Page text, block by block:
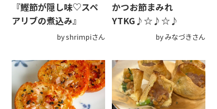
『鰹節が隠し味♡スペ
アリブの煮込み』
by shrimpiさん
かつお節まみれ
YTKG♪☆♪☆♪
by みなづきさん